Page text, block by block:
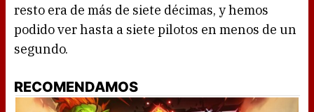
resto era de más de siete décimas, y hemos
podido ver hasta a siete pilotos en menos de un
segundo.
RECOMENDAMOS